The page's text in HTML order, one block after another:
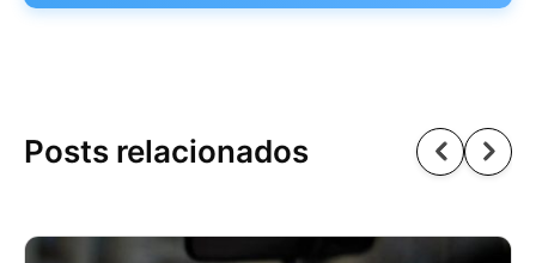
Posts relacionados